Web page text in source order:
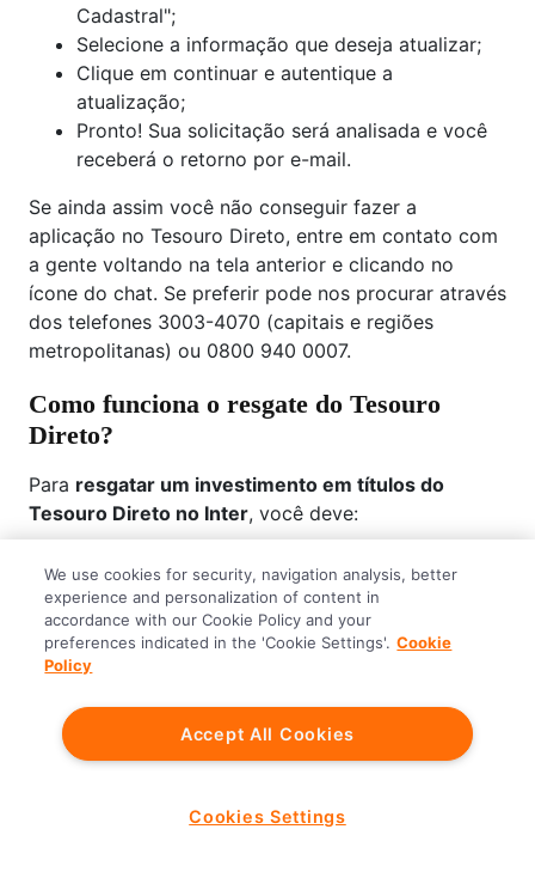
Cadastral";
Selecione a informação que deseja atualizar;
Clique em continuar e autentique a
atualização;
Pronto! Sua solicitação será analisada e você
receberá o retorno por e-mail.
Se ainda assim você não conseguir fazer a
aplicação no Tesouro Direto, entre em contato com
a gente voltando na tela anterior e clicando no
ícone do chat. Se preferir pode nos procurar através
dos telefones 3003-4070 (capitais e regiões
metropolitanas) ou 0800 940 0007.
Como funciona o resgate do Tesouro
Direto?
Para resgatar um investimento em títulos do
Tesouro Direto no Inter, você deve:
Ver carteira/resgatar;
Selecione o título que deseja resgatar;
Digite o valor do resgate;
Clique em "Resgatar".
Se o pedido de
resgate do Tesouro Direto
realizado em dias úteis entre 9:30h e 13h o crédito é
solicitado em dias úteis entre 13h e 18h, o valor será
We use cookies for security, navigation analysis, better
experience and personalization of content in
accordance with our Cookie Policy and your
preferences indicated in the 'Cookie Settings'. Cookie
Policy
Accept All Cookies
Cookies Settings